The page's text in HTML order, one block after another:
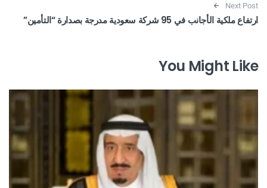
Next Post
ارتفاع ملكية الأجانب في 95 شركة سعودية مدرجة بصدارة “التأمين”
You Might Like